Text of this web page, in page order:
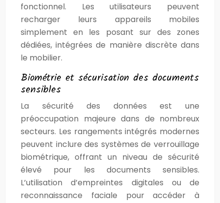
fonctionnel. Les utilisateurs peuvent
recharger leurs appareils mobiles
simplement en les posant sur des zones
dédiées, intégrées de manière discrète dans
le mobilier.
Biométrie et sécurisation des documents
sensibles
La sécurité des données est une
préoccupation majeure dans de nombreux
secteurs. Les rangements intégrés modernes
peuvent inclure des systèmes de verrouillage
biométrique, offrant un niveau de sécurité
élevé pour les documents sensibles.
L’utilisation d’empreintes digitales ou de
reconnaissance faciale pour accéder à